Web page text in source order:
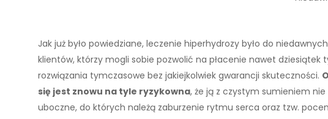
Jak już było powiedziane, leczenie hiperhydrozy było do
klientów, którzy mogli sobie pozwolić na płacenie nawet dziesiątek
rozwiązania tymczasowe bez jakiejkolwiek gwarancji skuteczności.
się jest znowu na tyle ryzykowna, że ją z czystym sumieniem
uboczne, do których należą zaburzenie rytmu serca oraz tzw.